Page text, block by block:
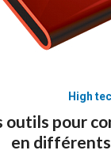
High
outils pour
en